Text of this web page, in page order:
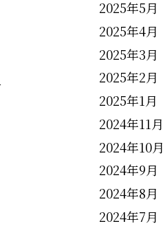
2025年5月
2025年4月
2025年3月
2025年2月
2025年1月
2024年11月
2024年10月
2024年9月
2024年8月
2024年7月